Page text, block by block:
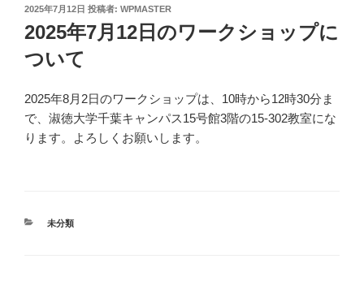
投
稿
日:
2025年7月12日 投稿者: WPMASTER
2025年7月12日のワークショップに
ついて
2025年8月2日のワークショップは、10時から12時30分ま
で、淑徳大学千葉キャンパス15号館3階の15-302教室にな
ります。よろしくお願いします。
カ
未分類